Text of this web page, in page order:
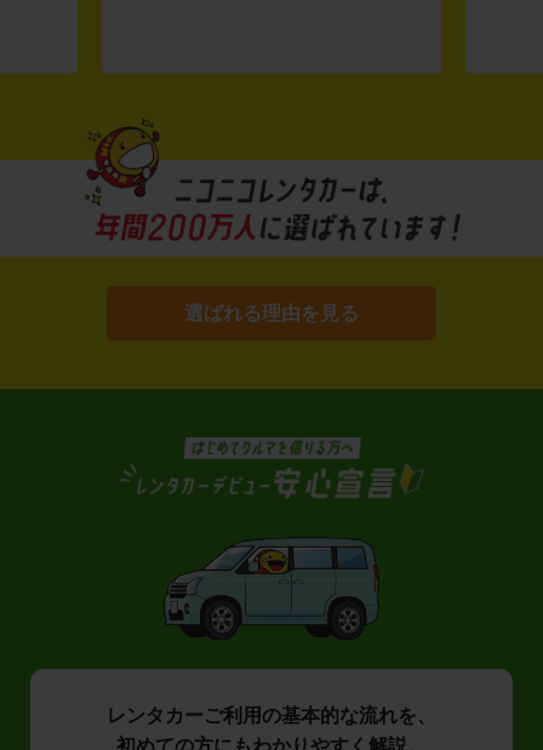
選ばれる理由を見る
レンタカーご利用の基本的な流れを、
初めての方にもわかりやすく解説。